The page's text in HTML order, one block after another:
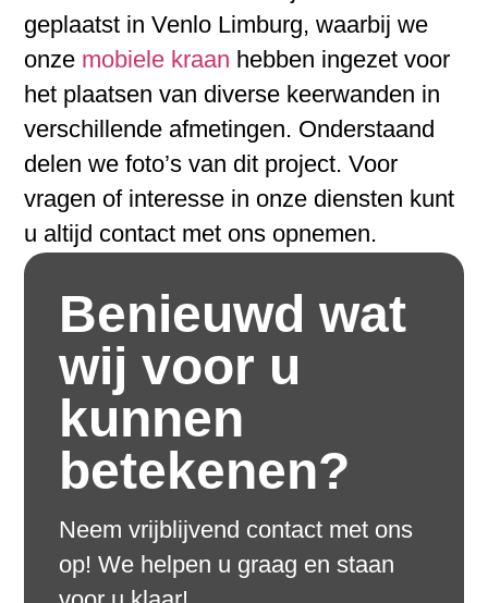
geplaatst in Venlo Limburg, waarbij we
onze mobiele kraan hebben ingezet voor
het plaatsen van diverse keerwanden in
verschillende afmetingen. Onderstaand
delen we foto’s van dit project. Voor
vragen of interesse in onze diensten kunt
u altijd contact met ons opnemen.
Benieuwd wat
wij voor u
kunnen
betekenen?
Neem vrijblijvend contact met ons
op! We helpen u graag en staan